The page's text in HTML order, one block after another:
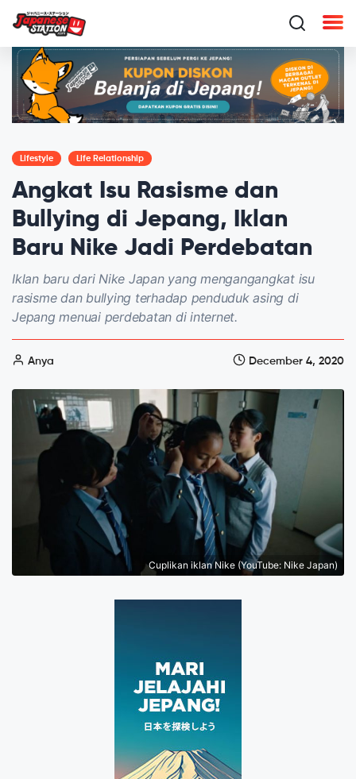
Lifestyle Life Relationship
Angkat Isu Rasisme dan
Bullying di Jepang, Iklan
Baru Nike Jadi Perdebatan
Iklan baru dari Nike Japan yang mengangangkat isu
rasisme dan bullying terhadap penduduk asing di
Jepang menuai perdebatan di internet.
Anya December 4, 2020
Cuplikan iklan Nike (YouTube: Nike Japan)